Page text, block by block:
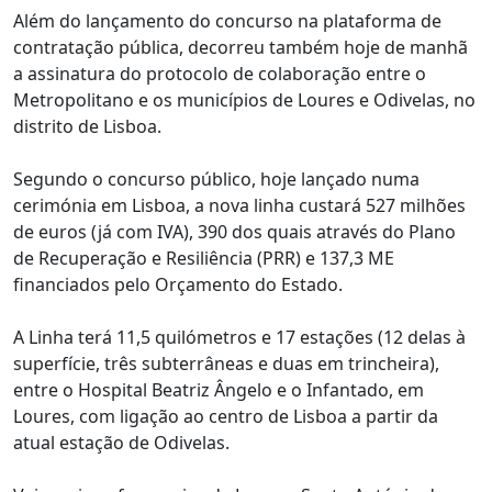
Além do lançamento do concurso na plataforma de
contratação pública, decorreu também hoje de manhã
a assinatura do protocolo de colaboração entre o
Metropolitano e os municípios de Loures e Odivelas, no
distrito de Lisboa.
Segundo o concurso público, hoje lançado numa
cerimónia em Lisboa, a nova linha custará 527 milhões
de euros (já com IVA), 390 dos quais através do Plano
de Recuperação e Resiliência (PRR) e 137,3 ME
financiados pelo Orçamento do Estado.
A Linha terá 11,5 quilómetros e 17 estações (12 delas à
superfície, três subterrâneas e duas em trincheira),
entre o Hospital Beatriz Ângelo e o Infantado, em
Loures, com ligação ao centro de Lisboa a partir da
atual estação de Odivelas.